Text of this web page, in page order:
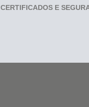
CERTIFICADOS E